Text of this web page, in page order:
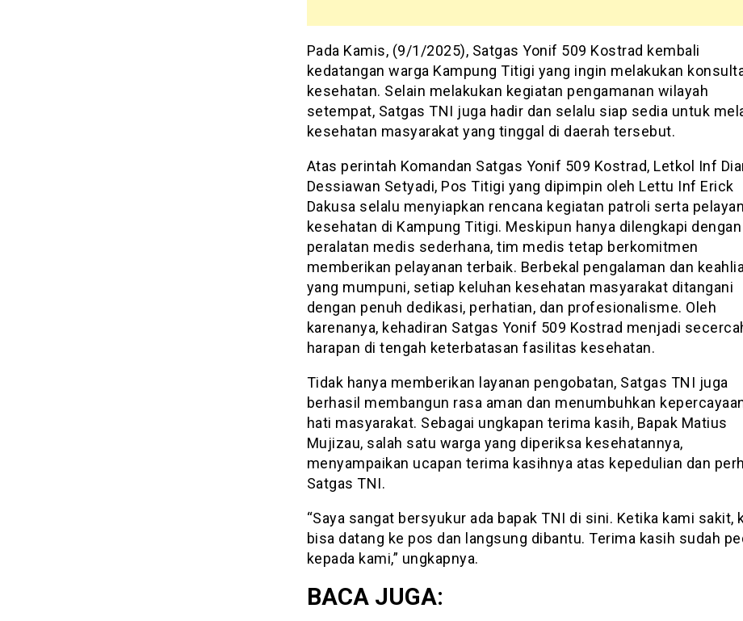
Pada Kamis, (9/1/2025), Satgas Yonif 509 Kostrad kembali
kedatangan warga Kampung Titigi yang ingin melakukan
kesehatan. Selain melakukan kegiatan pengamanan wilayah
setempat, Satgas TNI juga hadir dan selalu siap sedia untuk
kesehatan masyarakat yang tinggal di daerah tersebut.
Atas perintah Komandan Satgas Yonif 509 Kostrad, Letkol Inf
Dessiawan Setyadi, Pos Titigi yang dipimpin oleh Lettu Inf Erick
Dakusa selalu menyiapkan rencana kegiatan patroli serta
kesehatan di Kampung Titigi. Meskipun hanya dilengkapi dengan
peralatan medis sederhana, tim medis tetap berkomitmen
memberikan pelayanan terbaik. Berbekal pengalaman dan
yang mumpuni, setiap keluhan kesehatan masyarakat ditangani
dengan penuh dedikasi, perhatian, dan profesionalisme. Oleh
karenanya, kehadiran Satgas Yonif 509 Kostrad menjadi
harapan di tengah keterbatasan fasilitas kesehatan.
Tidak hanya memberikan layanan pengobatan, Satgas TNI juga
berhasil membangun rasa aman dan menumbuhkan
hati masyarakat. Sebagai ungkapan terima kasih, Bapak Matius
Mujizau, salah satu warga yang diperiksa kesehatannya,
menyampaikan ucapan terima kasihnya atas kepedulian dan
Satgas TNI.
“Saya sangat bersyukur ada bapak TNI di sini. Ketika kami sakit,
bisa datang ke pos dan langsung dibantu. Terima kasih sudah
kepada kami,” ungkapnya.
BACA JUGA: